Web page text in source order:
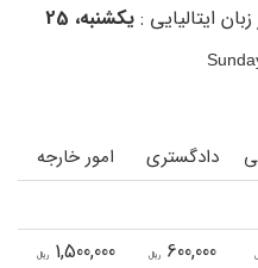
ایتالیایی :
یکشنبه، 25
دادگستری امور خارجه
600,000 ریال 1,500,000 ریال